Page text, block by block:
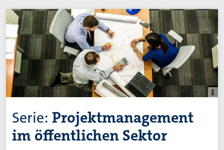
Serie: Projektmanagement
im öffentlichen Sektor